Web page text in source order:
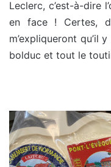
Leclerc, c’est-à-dire
en face ! Certes,
m’expliqueront qu’il
bolduc et tout le